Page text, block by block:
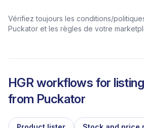
Vérifiez toujours les conditions/
Puckator et les règles de votre
HGR workflows for
from Puckator